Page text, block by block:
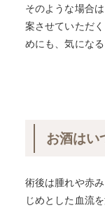
そのような場合
案させていただ
めにも、気にな
お酒はい
術後は腫れや赤
じめとした血流